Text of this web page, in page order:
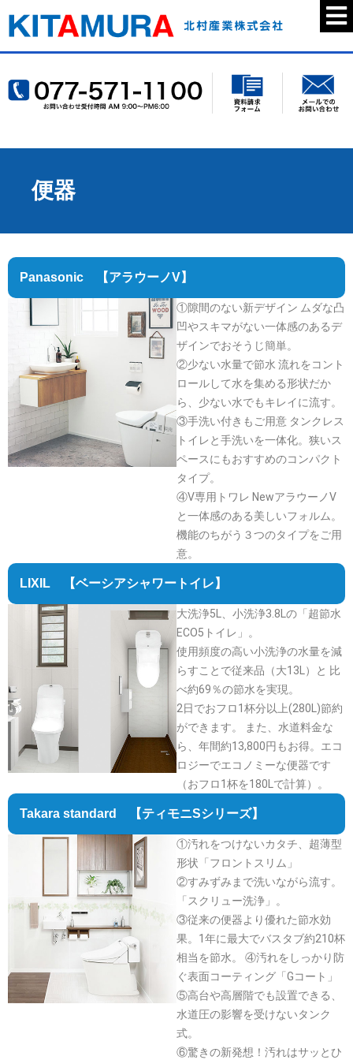
便器
Panasonic 【アラウーノV】
①隙間のない新デザイン ムダな凸
凹やスキマがない一体感のあるデ
ザインでおそうじ簡単。
②少ない水量で節水 流れをコント
ロールして水を集める形状だか
ら、少ない水でもキレイに流す。
③手洗い付きもご用意 タンクレス
トイレと手洗いを一体化。狭いス
ペースにもおすすめのコンパクト
タイプ。
④V専用トワレ NewアラウーノV
と一体感のある美しいフォルム。
機能のちがう３つのタイプをご用
意。
LIXIL 【ベーシアシャワートイレ】
大洗浄5L、小洗浄3.8Lの「超節水
ECO5トイレ」。
使用頻度の高い小洗浄の水量を減
らすことで従来品（大13L）と 比
べ約69％の節水を実現。
2日でおフロ1杯分以上(280L)節約
ができます。 また、水道料金な
ら、年間約13,800円もお得。エコ
ロジーでエコノミーな便器です
（おフロ1杯を180Lで計算）。
Takara standard 【ティモニSシリーズ】
①汚れをつけないカタチ、超薄型
形状「フロントスリム」
②すみずみまで洗いながら流す。
「スクリュー洗浄」。
③従来の便器より優れた節水効
果。1年に最大でバスタブ約210杯
相当を節水。 ④汚れをしっかり防
ぐ表面コーティング「Gコート」
⑤高台や高層階でも設置できる、
水道圧の影響を受けないタンク
式。
⑥驚きの新発想！汚れはサッとひ